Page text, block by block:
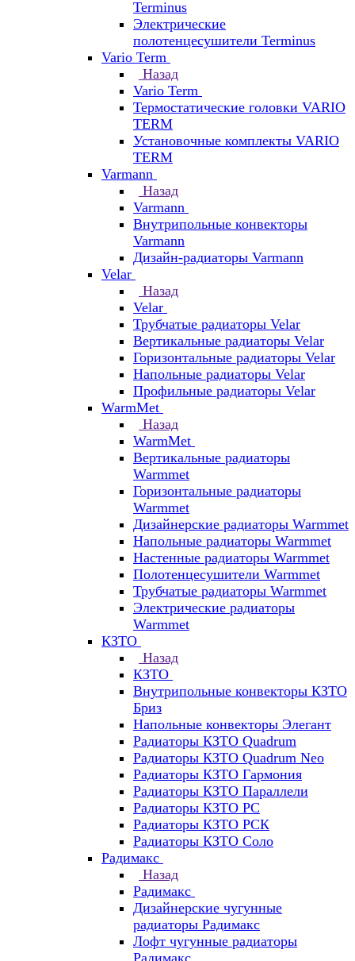
Terminus
Электрические
полотенцесушители Terminus
Vario Term
Назад
Vario Term
Термостатические головки VARIO
TERM
Установочные комплекты VARIO
TERM
Varmann
Назад
Varmann
Внутрипольные конвекторы
Varmann
Дизайн-радиаторы Varmann
Velar
Назад
Velar
Трубчатые радиаторы Velar
Вертикальные радиаторы Velar
Горизонтальные радиаторы Velar
Напольные радиаторы Velar
Профильные радиаторы Velar
WarmMet
Назад
WarmMet
Вертикальные радиаторы
Warmmet
Горизонтальные радиаторы
Warmmet
Дизайнерские радиаторы Warmmet
Напольные радиаторы Warmmet
Настенные радиаторы Warmmet
Полотенцесушители Warmmet
Трубчатые радиаторы Warmmet
Электрические радиаторы
Warmmet
КЗТО
Назад
КЗТО
Внутрипольные конвекторы КЗТО
Бриз
Напольные конвекторы Элегант
Радиаторы КЗТО Quadrum
Радиаторы КЗТО Quadrum Neo
Радиаторы КЗТО Гармония
Радиаторы КЗТО Параллели
Радиаторы КЗТО РС
Радиаторы КЗТО РСК
Радиаторы КЗТО Соло
Радимакс
Назад
Радимакс
Дизайнерские чугунные
радиаторы Радимакс
Лофт чугунные радиаторы
Радимакс